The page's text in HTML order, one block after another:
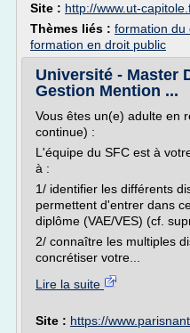
Site : http://www.ut-
Thèmes liés : formation du
formation en droit public
Université - Master
Gestion Mention ...
Vous êtes un(e) adulte en
continue) :
L'équipe du SFC est à
à :
1/ identifier les différents
permettent d'entrer dans
diplôme (VAE/VES) (cf.
2/ connaître les multiples
concrétiser votre...
Lire la suite
Site : https://